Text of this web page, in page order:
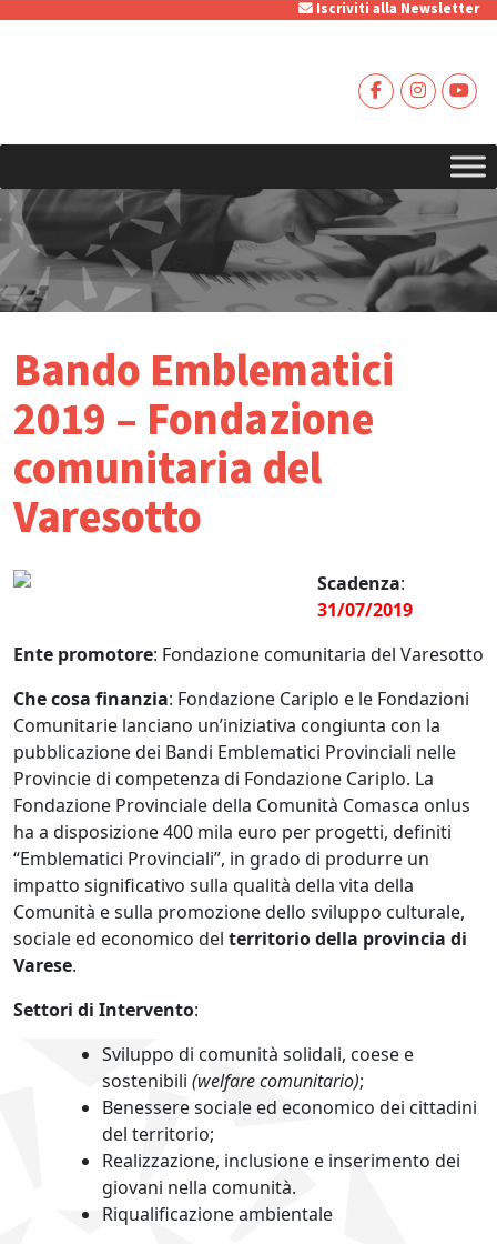
Iscriviti alla Newsletter
Bando Emblematici
2019 – Fondazione
comunitaria del
Varesotto
Scadenza:
31/07/2019
Ente promotore: Fondazione comunitaria del Varesotto
Che cosa finanzia: Fondazione Cariplo e le Fondazioni
Comunitarie lanciano un’iniziativa congiunta con la
pubblicazione dei Bandi Emblematici Provinciali nelle
Provincie di competenza di Fondazione Cariplo. La
Fondazione Provinciale della Comunità Comasca onlus
ha a disposizione 400 mila euro per progetti, definiti
“Emblematici Provinciali”, in grado di produrre un
impatto significativo sulla qualità della vita della
Comunità e sulla promozione dello sviluppo culturale,
sociale ed economico del territorio della provincia di
Varese.
Settori di Intervento:
Sviluppo di comunità solidali, coese e
sostenibili (welfare comunitario);
Benessere sociale ed economico dei cittadini
del territorio;
Realizzazione, inclusione e inserimento dei
giovani nella comunità.
Riqualificazione ambientale